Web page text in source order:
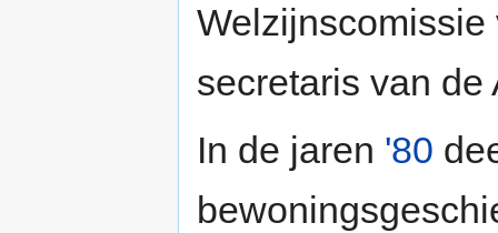
secretaris van
In de jaren '80